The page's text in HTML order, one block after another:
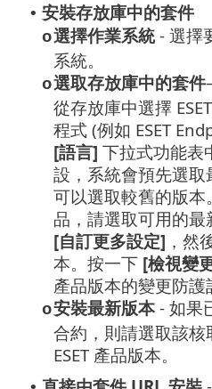
• 安裝存放庫中的套件
o選擇作業系統- 選擇
系統。
o選取存放庫中的套件
從存放庫中選擇
程式 (例如 ESET
[語言] 下拉式功能表
設，系統會預先選
可以選取較舊的版本。
品，請選取可用的
[自訂更多設定] ，然
本。按一下 [檢視變
產品版本的變更防
o安裝最新版本 - 如果
合約，則請選取該
ESET 產品版本。